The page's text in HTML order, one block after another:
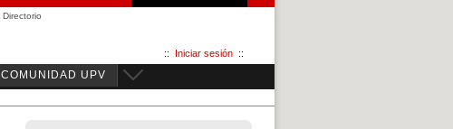
Directorio
:: Iniciar sesión ::
COMUNIDAD UPV